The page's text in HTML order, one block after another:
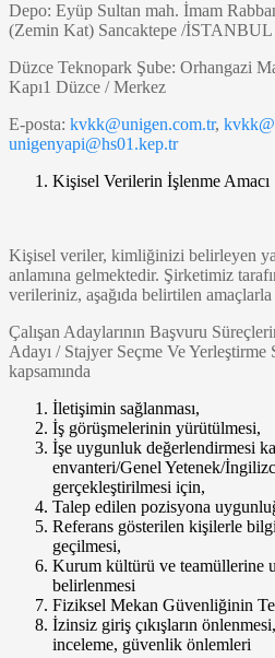
Depo: Eyüp Sultan mah. İmam
(Zemin Kat) Sancaktepe /İSTANBUL
Düzce Teknopark Şube: Orhangazi
Kapı1 Düzce / Merkez
E-posta: kvkk@unigen.com.tr,
unigenyapi@hs01.kep.tr
Kişisel Verilerin İşlenme Amacı
Kişisel veriler, kimliğinizi belirleyen
anlamına gelmektedir. Şirketimiz
verileriniz, aşağıda belirtilen
Çalışan Adaylarının Başvuru
Adayı / Stajyer Seçme Ve
kapsamında
İletişimin sağlanması,
İş görüşmelerinin yürütülmesi,
İşe uygunluk değerlendirmesi
envanteri/Genel Yetenek/
gerçekleştirilmesi için,
Talep edilen pozisyona
Referans gösterilen kişilerle
geçilmesi,
Kurum kültürü ve teamüllerine
belirlenmesi
Fiziksel Mekan Güvenliğinin
İzinsiz giriş çıkışların
inceleme, güvenlik önlemleri